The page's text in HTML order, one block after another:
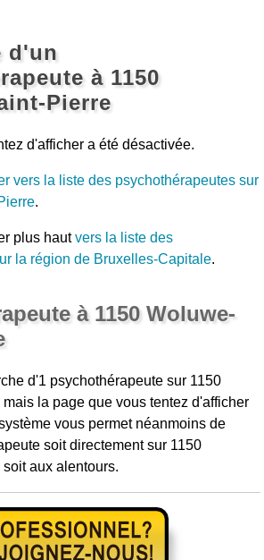
d'un
à 1150
Pierre
d'afficher a été désactivée.
vers la liste des psychothérapeutes sur
.
plus hautvers la liste des
la région de Bruxelles-Capitale.
à 1150 Woluwe-
d'1 psychothérapeute sur 1150
la page que vous tentez d'afficher
vous permet néanmoins de
soit directement sur 1150
aux alentours.